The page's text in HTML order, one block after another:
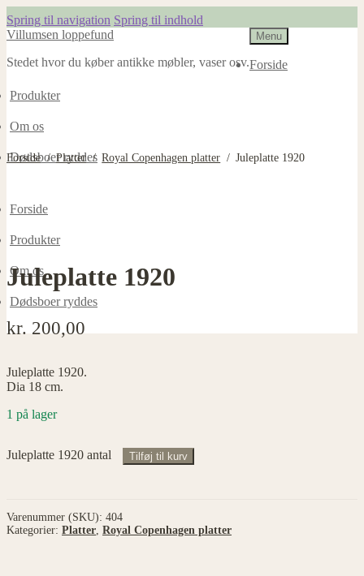
Spring til navigation Spring til indhold
Villumsen loppefund
Stedet hvor du køber antikke møbler, vaser osv.
Menu
Forside
Produkter
Om os
Dødsboer ryddes
Forside
Produkter
Om os
Dødsboer ryddes
Forside / Platter / Royal Copenhagen platter / Juleplatte 1920
Juleplatte 1920
kr. 200,00
Juleplatte 1920.
Dia 18 cm.
1 på lager
Juleplatte 1920 antal Tilføj til kurv
Varenummer (SKU): 404
Kategorier: Platter Royal Copenhagen platter